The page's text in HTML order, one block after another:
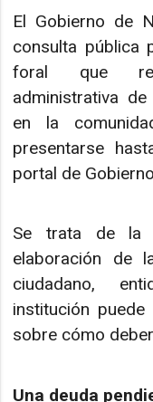
El Gobierno de
consulta pública
foral que
administrativa
en la
presentarse
portal de
Se trata de la
elaboración de
ciudadano,
institución
sobre cómo
Una deuda